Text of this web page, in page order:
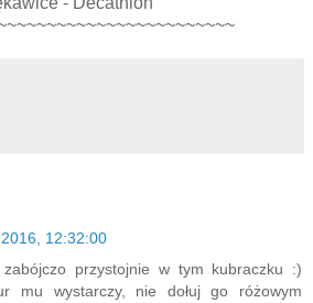
12:32:00
zabójczo przystojnie w tym kubraczku :)
mu wystarczy, nie dołuj go różowym